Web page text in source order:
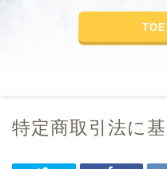
特定商取引法に